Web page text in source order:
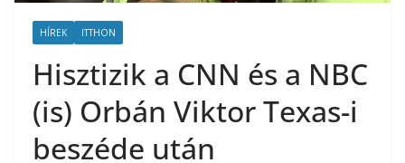
HÍREK ITTHON
Hisztizik a CNN és a NBC
(is) Orbán Viktor Texas-i
beszéde után